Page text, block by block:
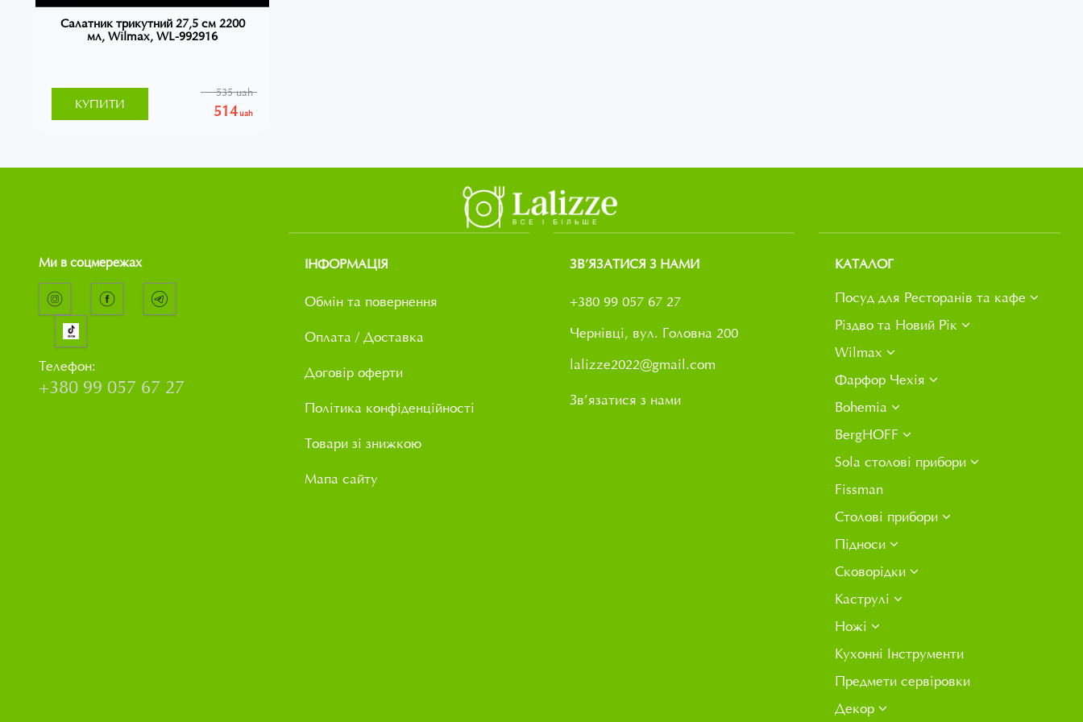
Салатник трикутний 27,5 см 2200
мл, Wilmax, WL-992916
514uah
535 uah
КУПИТИ
Ми в соцмережах
Телефон:
+380 99 057 67 27
ІНФОРМАЦІЯ
Обмін та повернення
Оплата / Доставка
Договір оферти
Політика конфіденційності
Товари зі знижкою
Мапа сайту
ЗВ’ЯЗАТИСЯ З НАМИ
+380 99 057 67 27
Чернівці, вул. Головна 200
lalizze2022@gmail.com
Зв’язатися з нами
КАТАЛОГ
Посуд для Ресторанів та кафе
Різдво та Новий Рік
Wilmax
Фарфор Чехія
Bohemia
BergHOFF
Sola столові прибори
Fissman
Столові прибори
Підноси
Сковорідки
Каструлі
Ножі
Кухонні Інструменти
Предмети сервіровки
Декор